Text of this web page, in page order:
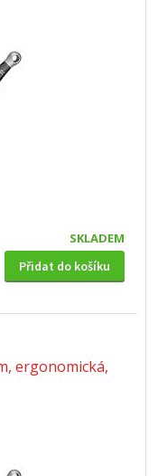
SKLADEM
Přidat do košíku
ergonomická,